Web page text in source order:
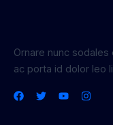
Ornare nunc
ac porta id dolor leo